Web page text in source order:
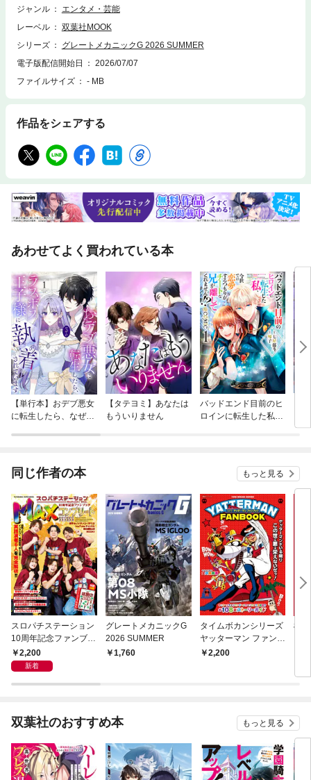
ジャンル
エンタメ・芸能
レーベル
双葉社MOOK
シリーズ
グレートメカニックG 2026 SUMMER
電子版配信開始日
2026/07/07
ファイルサイズ
- MB
作品をシェアする
あわせてよく買われている本
【単行本】おデブ悪女
に転生したら、なぜか
【タテヨミ】あなたは
もういりません
バッドエンド目前のヒ
ロインに転生した私、
同じ作者の本 もっと見る
スロパチステーション
10周年記念ファンブッ
ク MAXコンプリー
ト！！！！！！
2,200
新着
グレートメカニックG
2026 SUMMER
1,760
タイムボカンシリーズ
ヤッターマン ファンブ
ック2,200
機
双葉社のおすすめ本 もっと見る